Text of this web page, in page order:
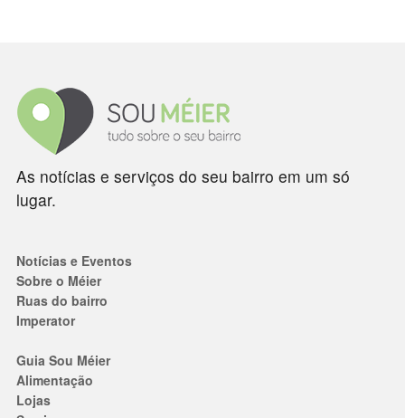
As notícias e serviços do seu bairro em um só
lugar.
Notícias e Eventos
Sobre o Méier
Ruas do bairro
Imperator
Guia Sou Méier
Alimentação
Lojas